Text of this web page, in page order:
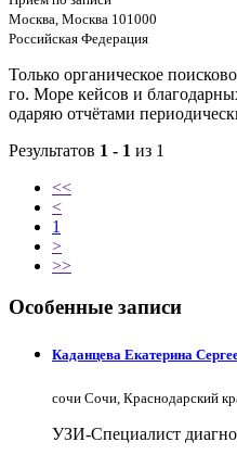
Москва, Москва 101000
Российская Федерация
Только органическое
го. Море кейсов и
одаряю отчётами
Результатов 1 - 1 из 1
<<
<
1
>
>>
Особенные записи
Каданцева Екатерина
сочи Сочи, Краснодарский
УЗИ-Специалист